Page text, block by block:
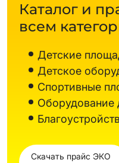
Каталог и
всем
Детские
Детское
Спортивные
Оборудование
Скачать прайс ЭКО